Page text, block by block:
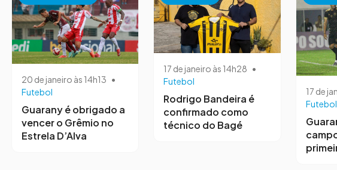
20 de janeiro às 14h13 •
Futebol
Guarany é obrigado a
vencer o Grêmio no
Estrela D’Alva
17 de janeiro às 14h28 •
Futebol
Rodrigo Bandeira é
confirmado como
técnico do Bagé
17 de
Futebol